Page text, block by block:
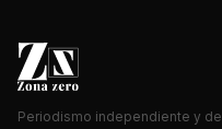
Periodismo independiente y de